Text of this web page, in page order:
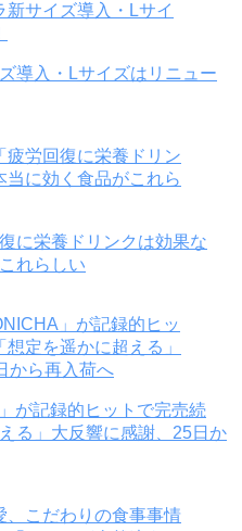
導入・Lサイズはリニュー
に栄養ドリンクは効果な
れらしい
が記録的ヒットで完売続
る」大反響に感謝、25日か